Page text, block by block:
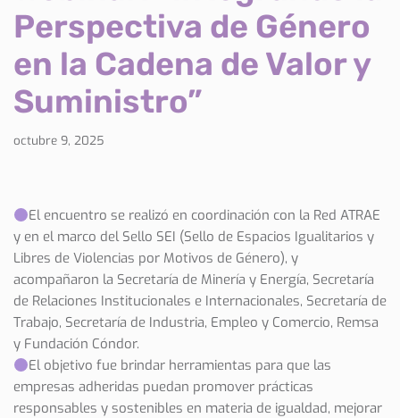
Perspectiva de Género
en la Cadena de Valor y
Suministro”
octubre 9, 2025
El encuentro se realizó en coordinación con la Red ATRAE
y en el marco del Sello SEI (Sello de Espacios Igualitarios y
Libres de Violencias por Motivos de Género), y
acompañaron la Secretaría de Minería y Energía, Secretaría
de Relaciones Institucionales e Internacionales, Secretaría de
Trabajo, Secretaría de Industria, Empleo y Comercio, Remsa
y Fundación Cóndor.
El objetivo fue brindar herramientas para que las
empresas adheridas puedan promover prácticas
responsables y sostenibles en materia de igualdad, mejorar